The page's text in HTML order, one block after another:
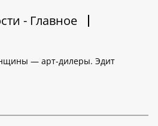
- Главное
— арт-дилеры. Эдит